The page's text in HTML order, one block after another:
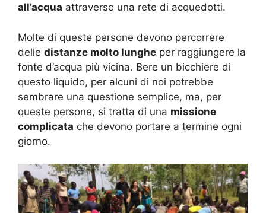
all’acqua attraverso una rete di acquedotti.
Molte di queste persone devono percorrere
delle distanze molto lunghe per raggiungere la
fonte d’acqua più vicina. Bere un bicchiere di
questo liquido, per alcuni di noi potrebbe
sembrare una questione semplice, ma, per
queste persone, si tratta di una missione
complicata che devono portare a termine ogni
giorno.